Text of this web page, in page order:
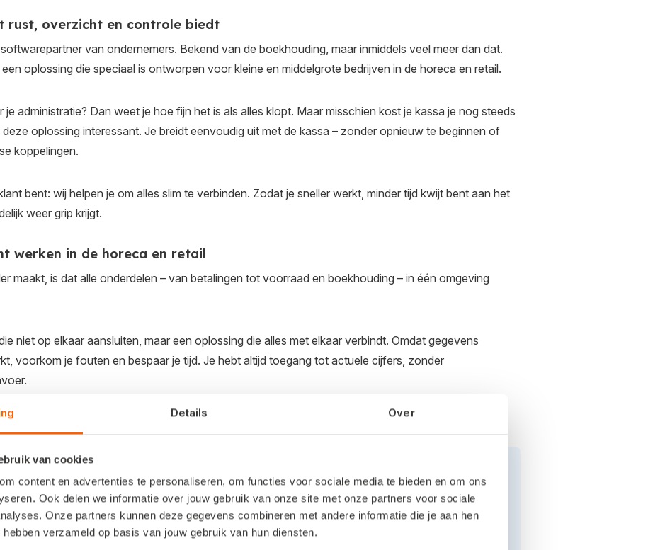
Details Over
van cookies
content en advertenties te personaliseren, om functies voor sociale media te bieden en om ons
Ook delen we informatie over jouw gebruik van onze site met onze partners voor sociale
Onze partners kunnen deze gegevens combineren met andere informatie die je aan hen
verzameld op basis van jouw gebruik van hun diensten.
rust, overzicht en controle biedt
van ondernemers. Bekend van de boekhouding, maar inmiddels veel meer dan dat.
oplossing die speciaal is ontworpen voor kleine en middelgrote bedrijven in de horeca en retail.
administratie? Dan weet je hoe fijn het is als alles klopt. Maar misschien kost je kassa je nog steeds
oplossing interessant. Je breidt eenvoudig uit met de kassa – zonder opnieuw te beginnen of
koppelingen.
bent: wij helpen je om alles slim te verbinden. Zodat je sneller werkt, minder tijd kwijt bent aan het
weer grip krijgt.
werken in de horeca en retail
maakt, is dat alle onderdelen – van betalingen tot voorraad en boekhouding – in één omgeving
niet op elkaar aansluiten, maar een oplossing die alles met elkaar verbindt. Omdat gegevens
voorkom je fouten en bespaar je tijd. Je hebt altijd toegang tot actuele cijfers, zonder
Kassa voor de retail?
een modewinkel rekent artikelen af via de balie. Elk